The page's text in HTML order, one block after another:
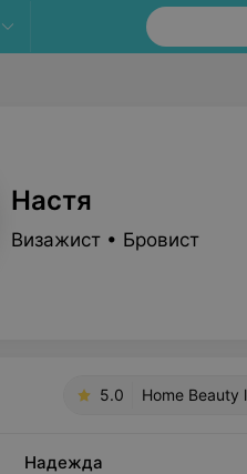
Настя
Визажист • Бровист
5.0 Home Beauty
Надежда